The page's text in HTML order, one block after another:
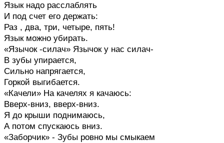
Язык надо расслаблять
И под счет его держать:
Раз , два, три, четыре, пять!
Язык можно убирать.
«Язычок -силач» Язычок у нас силач-
В зубы упирается,
Сильно напрягается,
Горкой выгибается.
«Качели» На качелях я качаюсь:
Вверх-вниз, вверх-вниз.
Я до крыши поднимаюсь,
А потом спускаюсь вниз.
«Заборчик» - Зубы ровно мы смыкаем